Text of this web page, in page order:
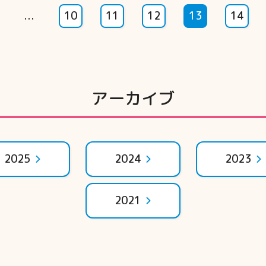
... 10 11 12 13 14
アーカイブ
2025 2024 2023
2021